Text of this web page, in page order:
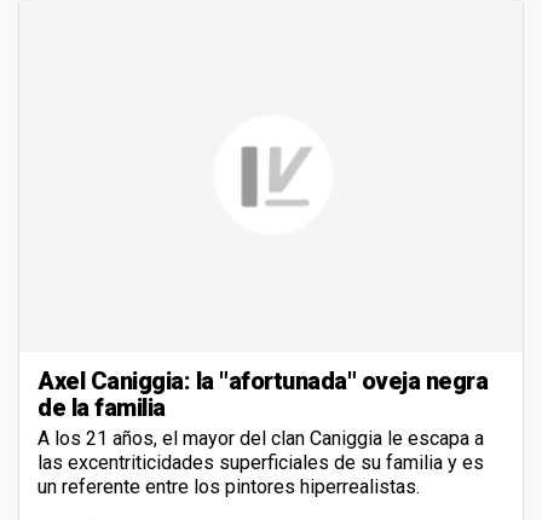
Axel Caniggia: la "afortunada" oveja negra
de la familia
A los 21 años, el mayor del clan Caniggia le escapa a
las excentriticidades superficiales de su familia y es
un referente entre los pintores hiperrealistas.